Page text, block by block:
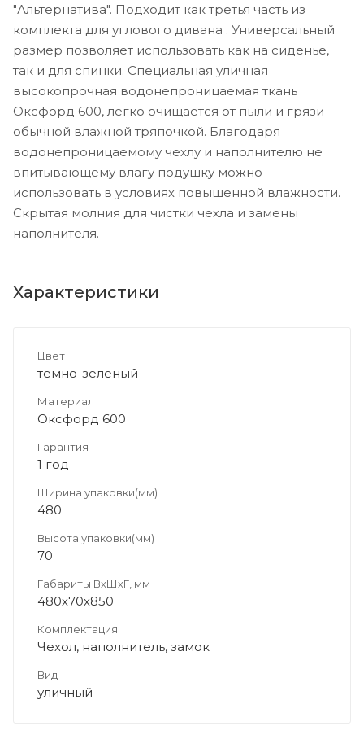
"Альтернатива". Подходит как третья часть из
комплекта для углового дивана . Универсальный
размер позволяет использовать как на сиденье,
так и для спинки. Специальная уличная
высокопрочная водонепроницаемая ткань
Оксфорд 600, легко очищается от пыли и грязи
обычной влажной тряпочкой. Благодаря
водонепроницаемому чехлу и наполнителю не
впитывающему влагу подушку можно
использовать в условиях повышенной влажности.
Скрытая молния для чистки чехла и замены
наполнителя.
Характеристики
Цвет
темно-зеленый
Материал
Оксфорд 600
Гарантия
1 год
Ширина упаковки(мм)
480
Высота упаковки(мм)
70
Габариты ВхШхГ, мм
480х70х850
Комплектация
Чехол, наполнитель, замок
Вид
уличный